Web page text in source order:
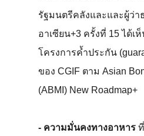
รัฐมนตรีคลังและและผู้ว่า
อาเซียน+3 ครั้งที่ 15 ได้เ
โครงการค้ำประกัน
ของ CGIF ตาม Asian
(ABMI) New Roadmap+
- ความมั่นคงทางอาหาร